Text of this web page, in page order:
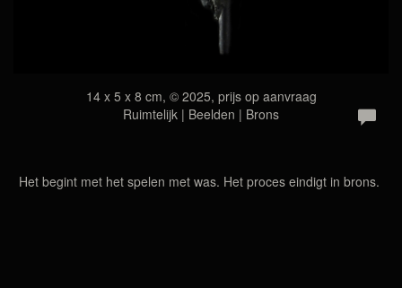
14 x 5 x 8 cm, © 2025, prijs op aanvraag
Ruimtelijk | Beelden | Brons
Het begint met het spelen met was. Het proces eindigt in brons.